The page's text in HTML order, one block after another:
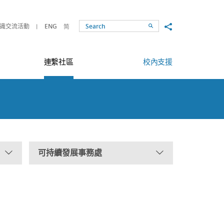
交流活動 ENG 简 SearchShare to
連繫社區 校內支援
可持續發展事務處